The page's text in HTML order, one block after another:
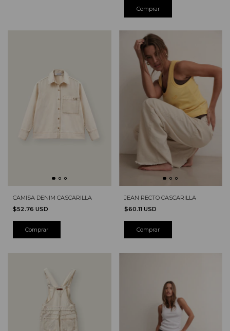
Comprar
CAMISA DENIM CASCARILLA
$52.76 USD
JEAN RECTO CASCARILLA
$60.11 USD
Comprar